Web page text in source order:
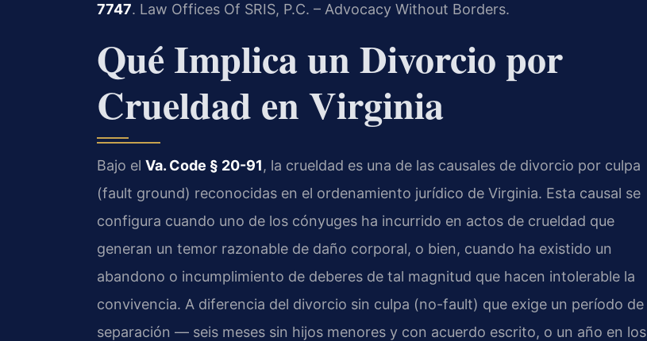
7747. Law Offices Of SRIS, P.C. – Advocacy Without Borders.
Qué Implica un Divorcio por
Crueldad en Virginia
Bajo el Va. Code § 20-91, la crueldad es una de las causales de divorcio por culpa
(fault ground) reconocidas en el ordenamiento jurídico de Virginia. Esta causal se
configura cuando uno de los cónyuges ha incurrido en actos de crueldad que
generan un temor razonable de daño corporal, o bien, cuando ha existido un
abandono o incumplimiento de deberes de tal magnitud que hacen intolerable la
convivencia. A diferencia del divorcio sin culpa (no-fault) que exige un período de
separación — seis meses sin hijos menores y con acuerdo escrito, o un año en los